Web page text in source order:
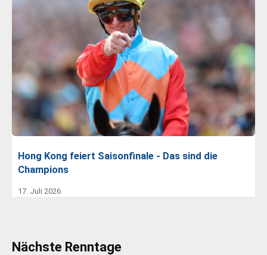
Hong Kong feiert Saisonfinale - Das sind die
Champions
17. Juli 2026
Nächste Renntage